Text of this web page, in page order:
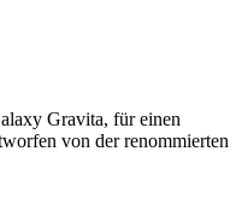
Gravita, für einen
von der renommierten